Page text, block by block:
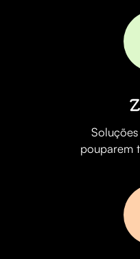
pouparem